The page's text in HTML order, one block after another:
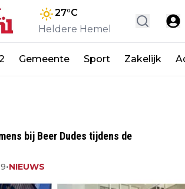
27°C
Heldere Hemel
Gemeente Sport Zakelijk
bij Beer Dudes tijdens de
•NIEUWS